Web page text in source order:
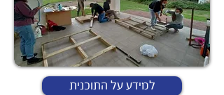
למידע על התוכנית